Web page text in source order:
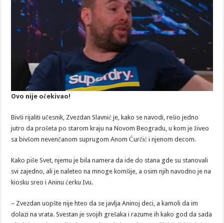
Ovo nije očekivao!
Bivši rijaliti učesnik, Zvezdan Slavnić je, kako se navodi, rešio jedno
jutro da prošeta po starom kraju na Novom Beogradu, u kom je živeo
sa bivšom nevenčanom suprugom Anom Ćurčić i njenom decom.
Kako piše Svet, njemu je bila namera da ide do stana gde su stanovali
svi zajedno, ali je naleteo na mnoge komšije, a osim njih navodno je na
kiosku sreo i Aninu ćerku Ivu.
– Zvezdan uopšte nije hteo da se javlja Aninoj deci, a kamoli da im
dolazi na vrata. Svestan je svojih grešaka i razume ih kako god da sada